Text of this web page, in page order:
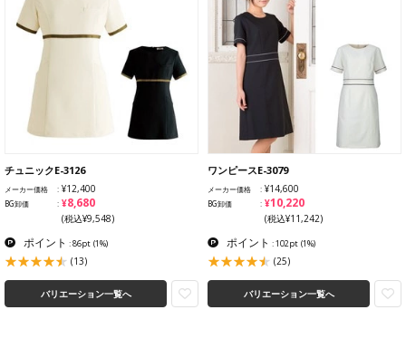
チュニックE-3126
メーカー価格 ¥12,400
BG卸価 ¥8,680
(税込¥9,548)
ポイント : 86pt (1%)
(13)
バリエーション一覧へ
ワンピースE-3079
メーカー価格 ¥14,600
BG卸価 ¥10,220
(税込¥11,242)
ポイント : 102pt (1%)
(25)
バリエーション一覧へ